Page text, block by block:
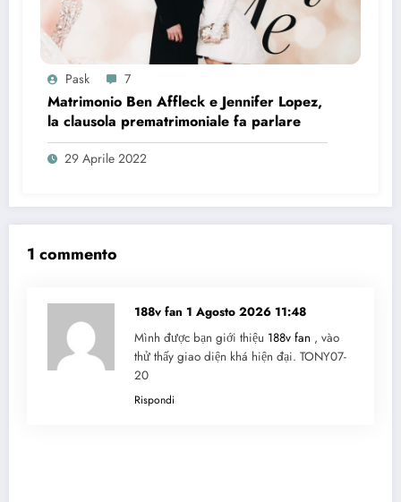
Pask 7
Matrimonio Ben Affleck e Jennifer Lopez,
la clausola prematrimoniale fa parlare
29 Aprile 2022
1 commento
188v fan 1 Agosto 2026 11:48
Mình được bạn giới thiệu 188v fan , vào
thử thấy giao diện khá hiện đại. TONY07-
20
Rispondi